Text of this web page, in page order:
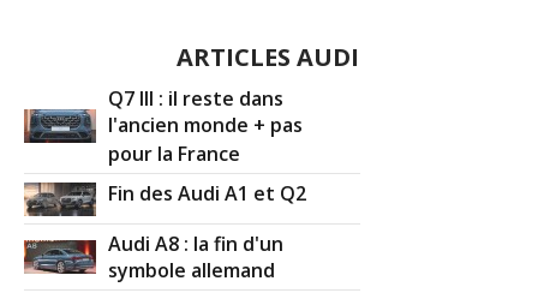
ARTICLES AUDI
Q7 III : il reste dans
l'ancien monde + pas
pour la France
Fin des Audi A1 et Q2
Audi A8 : la fin d'un
symbole allemand